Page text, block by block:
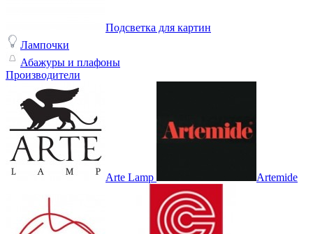
Подсветка для картин
Лампочки
Абажуры и плафоны
Производители
Arte Lamp Artemide